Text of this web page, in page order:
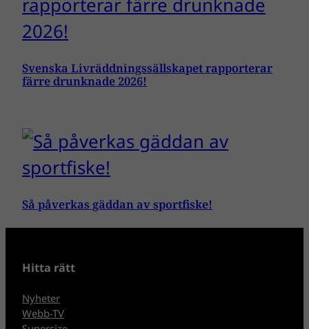
Svenska Livräddningssällskapet rapporterar
färre drunknade 2026!
Så påverkas gäddan av sportfiske!
Hitta rätt
Nyheter
Webb-TV